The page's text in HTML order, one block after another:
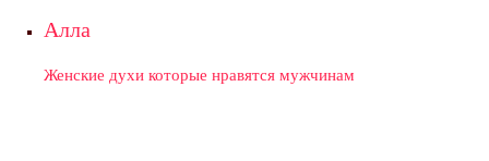
Алла
Женские духи которые нравятся мужчинам